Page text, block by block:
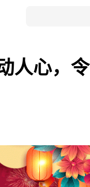
人心，令